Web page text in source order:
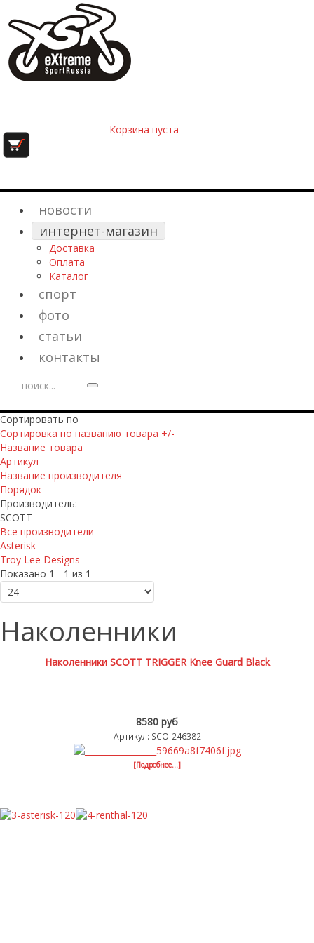
Корзина пуста
новости
интернет-магазин
Доставка
Оплата
Каталог
спорт
фото
статьи
контакты
Сортировать по
Сортировка по названию товара +/-
Название товара
Артикул
Название производителя
Порядок
Производитель:
SCOTT
Все производители
Asterisk
Troy Lee Designs
Показано 1 - 1 из 1
Наколенники
Наколенники SCOTT TRIGGER Knee Guard Black
8580 руб
Артикул: SCO-246382
[Подробнее...]